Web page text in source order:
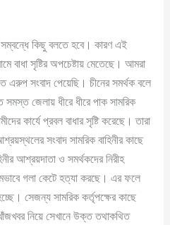
সম্বন্ধে কিছু বলতে হবে। কারণ এই
বাধা সৃষ্টির অপচেষ্টায় মেতেছে। আমরা
এরুপ সংবাদ পেয়েছি। চীনের সমর্থক বলে
জেলায় ধীরে ধীরে পাক সামরিক
কার্যে প্রবল বাধার সৃষ্টি করেছে। তারা
সংবাদ সামরিক বাহিনীর কাছে
আশ্রয়দাতা ও সমর্থকদের নিরীহ
গলা কেটে হত্যা করছে। এর ফলে
সেজন্য সামরিক কর্তৃপক্ষের কাছে
নিয়ে সেখানে উক্ত তথাকথিত